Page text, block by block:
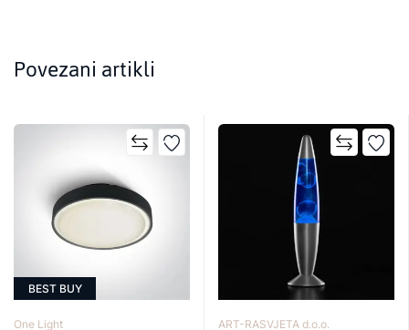
Povezani artikli
BEST BUY
One Light ART-RASVJETA d.o.o.